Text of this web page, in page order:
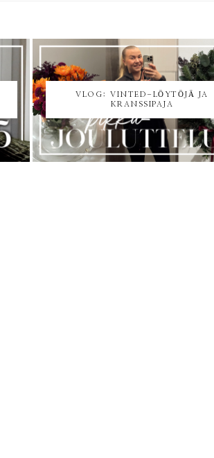
VLOG: VINTED-LÖYTÖJÄ JA
KRANSSIPAJA